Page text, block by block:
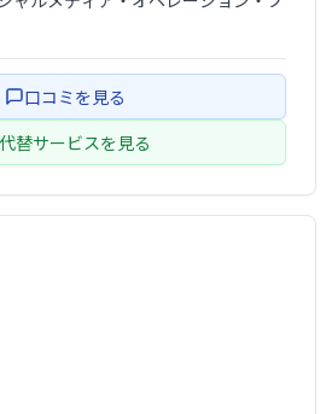
口コミを見る
代替サービスを見る